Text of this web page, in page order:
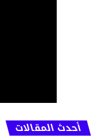
أحدث المقالات